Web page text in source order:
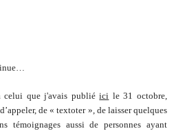
celui que j'avais publiéici le 31 octobre,
de « textoter », de laisser quelques
témoignages aussi de personnes ayant